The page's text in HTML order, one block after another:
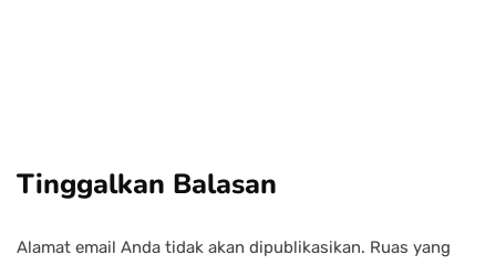
Tinggalkan Balasan
Alamat email Anda tidak akan dipublikasikan. Ruas yang